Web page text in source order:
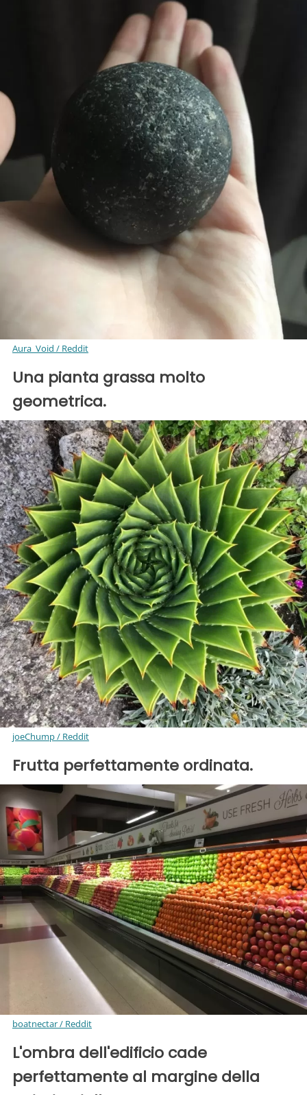
Aura_Void / Reddit
Una pianta grassa molto
geometrica.
joeChump / Reddit
Frutta perfettamente ordinata.
boatnectar / Reddit
L'ombra dell'edificio cade
perfettamente al margine della